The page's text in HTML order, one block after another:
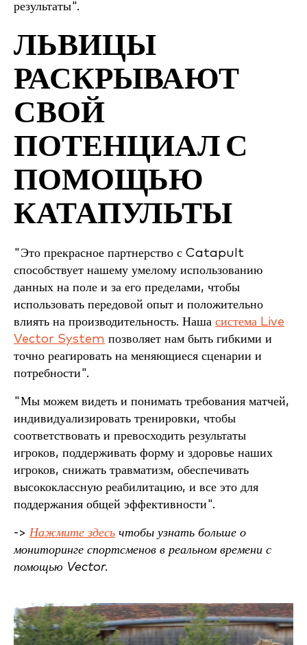
результаты".
ЛЬВИЦЫ
РАСКРЫВАЮТ
СВОЙ
ПОТЕНЦИАЛ С
ПОМОЩЬЮ
КАТАПУЛЬТЫ
"Это прекрасное партнерство с Catapult
способствует нашему умелому использованию
данных на поле и за его пределами, чтобы
использовать передовой опыт и положительно
влиять на производительность. Наша система Live
Vector System позволяет нам быть гибкими и
точно реагировать на меняющиеся сценарии и
потребности".
"Мы можем видеть и понимать требования матчей,
индивидуализировать тренировки, чтобы
соответствовать и превосходить результаты
игроков, поддерживать форму и здоровье наших
игроков, снижать травматизм, обеспечивать
высококлассную реабилитацию, и все это для
поддержания общей эффективности".
-> Нажмите здесь чтобы узнать больше о
мониторинге спортсменов в реальном времени с
помощью Vector.